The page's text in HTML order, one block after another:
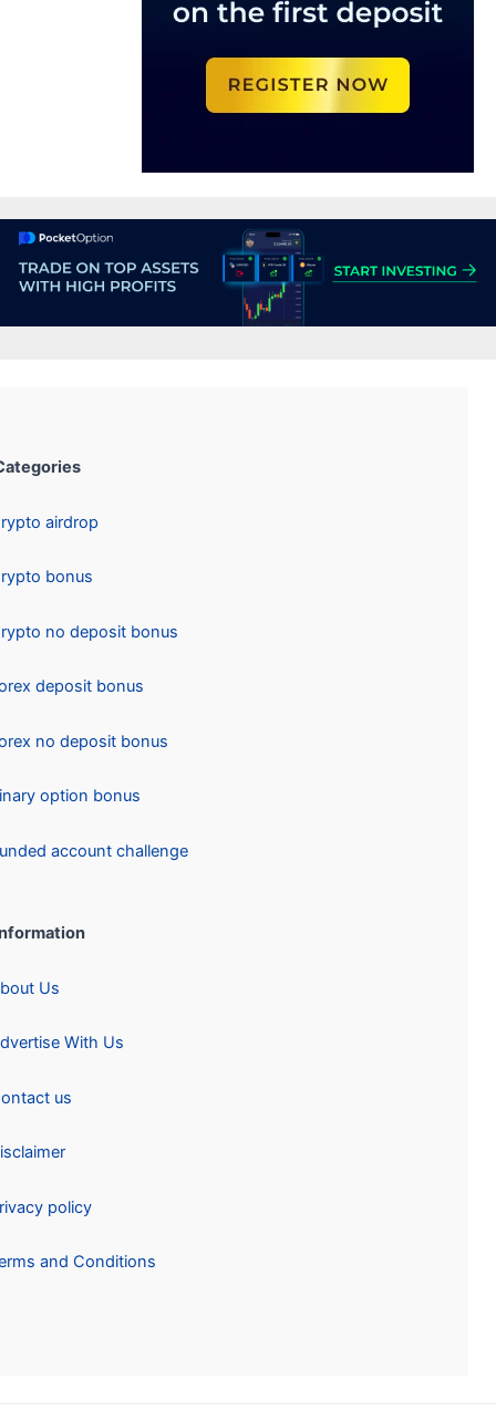
Categories:
Crypto airdrop
Crypto bonus
Crypto no deposit bonus
Forex deposit bonus
Forex no deposit bonus
Binary option bonus
Funded account challenge
Information:
About Us
Advertise With Us
Contact us
Disclaimer
Privacy policy
Terms and Conditions